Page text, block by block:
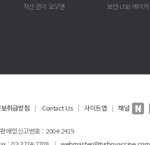
자산 관리 오딧맨 보안 USB 메이커
취급방침 | Contact Us | 사이트맵 | 채널
매업신고번호 : 2004-2419